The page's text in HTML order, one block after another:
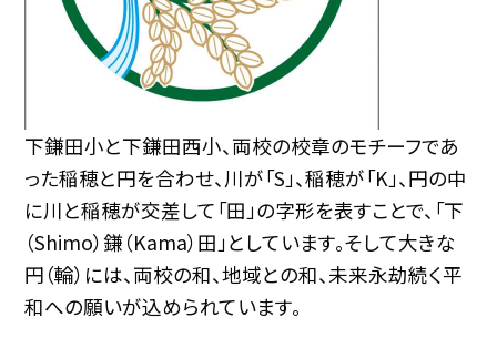
下鎌田小と下鎌田西小、両校の校章のモチーフであ
った稲穂と円を合わせ、川が「S」、稲穂が「K」、円の中
に川と稲穂が交差して「田」の字形を表すことで、「下
（Shimo）鎌（Kama）田」としています。そして大きな
円（輪）には、両校の和、地域との和、未来永劫続く平
和への願いが込められています。